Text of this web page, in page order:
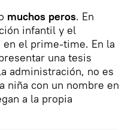
muchos peros. En
infantil y el
el prime-time. En la
una tesis
administración, no es
niña con un nombre en
a la propia